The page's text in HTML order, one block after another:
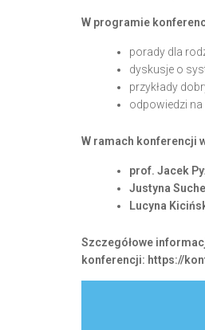
W programie
porady dla
dyskusje o
przykłady
odpowiedzi
W ramach konferencji
prof. Jacek
Justyna
Lucyna
Szczegółowe
konferencji: https://